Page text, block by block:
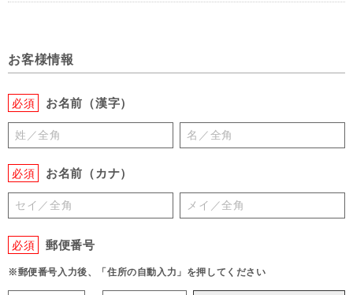
お客様情報
必須 お名前（漢字）
必須 お名前（カナ）
必須 郵便番号
※郵便番号入力後、「住所の自動入力」を押してください